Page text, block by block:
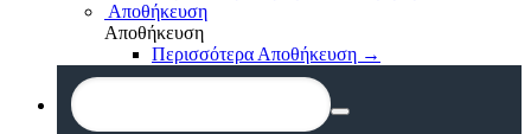
Αποθήκευση
Αποθήκευση
Περισσότερα Αποθήκευση →